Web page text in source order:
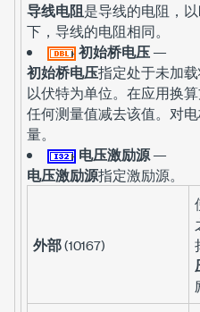
导线电阻是导线的电阻，
下，导线的电阻相同。
初始桥电压—
初始桥电压指定处于未加
以伏特为单位。在应用换
任何测量值减去该值。对
量。
电压激励源—
电压激励源指定激励源。
外部(10167)